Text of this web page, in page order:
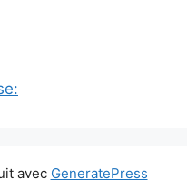
avec GeneratePress